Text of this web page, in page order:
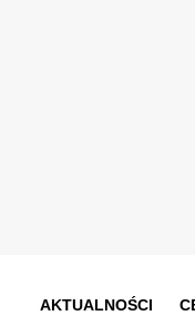
AKTUALNOŚCI